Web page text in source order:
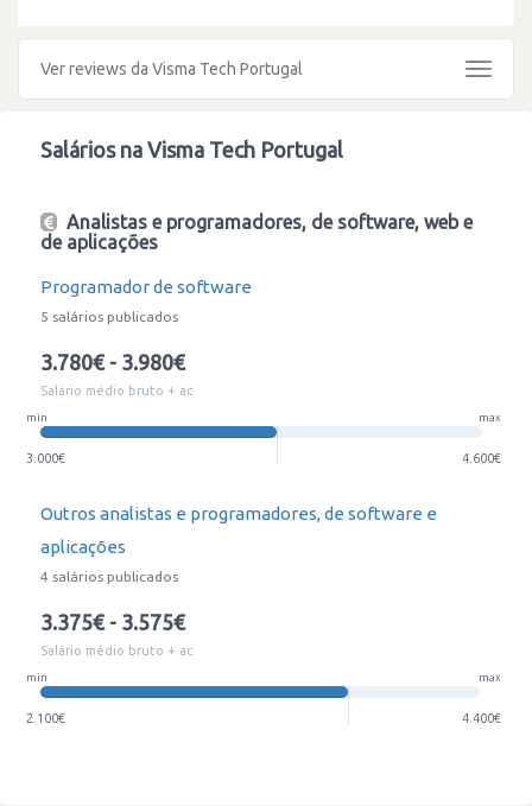
Ver reviews da Visma Tech Portugal
Toggle
Salários na Visma Tech Portugal
Analistas e programadores, de software, web e
de aplicações
Programador de software
5 salários publicados
3.780€ - 3.980€
Salário médio bruto + ac
min max
3.000€ 4.600€
Outros analistas e programadores, de software e
aplicações
4 salários publicados
3.375€ - 3.575€
Salário médio bruto + ac
min max
2.100€ 4.400€